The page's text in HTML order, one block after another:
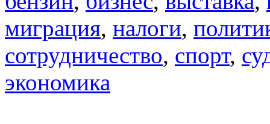
миграция, налоги,
сотрудничество, спорт,
экономика